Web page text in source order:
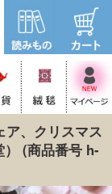
ア、クリスマス
(商品番号 h-